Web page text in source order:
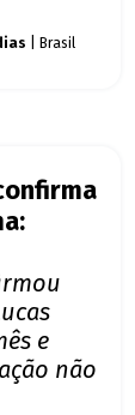
| Brasil
e
não